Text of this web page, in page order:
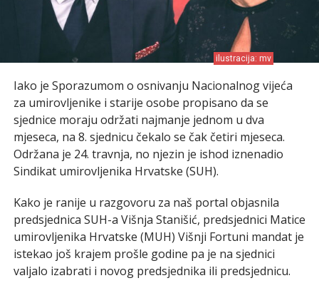
ilustracija: mv
Iako je Sporazumom o osnivanju Nacionalnog vijeća
za umirovljenike i starije osobe propisano da se
sjednice moraju održati najmanje jednom u dva
mjeseca, na 8. sjednicu čekalo se čak četiri mjeseca.
Održana je 24. travnja, no njezin je ishod iznenadio
Sindikat umirovljenika Hrvatske (SUH).
Kako je ranije u razgovoru za naš portal objasnila
predsjednica SUH-a Višnja Stanišić, predsjednici Matice
umirovljenika Hrvatske (MUH) Višnji Fortuni mandat je
istekao još krajem prošle godine pa je na sjednici
valjalo izabrati i novog predsjednika ili predsjednicu.